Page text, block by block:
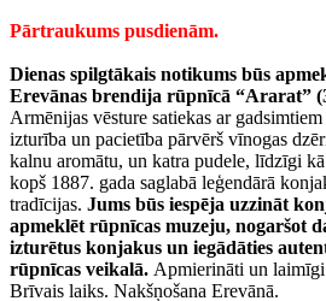
Pārtraukums pusdienām.
Dienas spilgtākais notikums būs
Erevānas brendija rūpnīcā “Ararat”
Armēnijas vēsture satiekas ar
izturība un pacietība pārvērš vīnogas
kalnu aromātu, un katra pudele, līdzīgi
kopš 1887. gada saglabā leģendārā
tradīcijas. Jums būs iespēja uzzināt
apmeklēt rūpnīcas muzeju, nogaršot
izturētus konjakus un iegādāties
rūpnīcas veikalā. Apmierināti un laimīgi
Brīvais laiks. Nakšņošana Erevānā.